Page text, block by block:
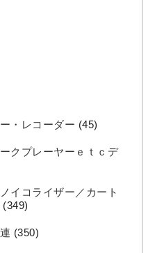
・レコーダー (45)
クプレーヤーｅｔｃデ
イコライザー／カート
(349)
(350)